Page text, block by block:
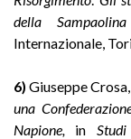
della
Internazionale,
6) Giuseppe Crosa,
una
Napione,
in